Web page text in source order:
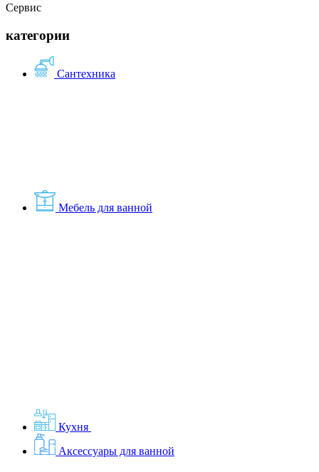
Сервис
категории
Сантехника
Мебель для ванной
Кухня
Аксессуары для ванной